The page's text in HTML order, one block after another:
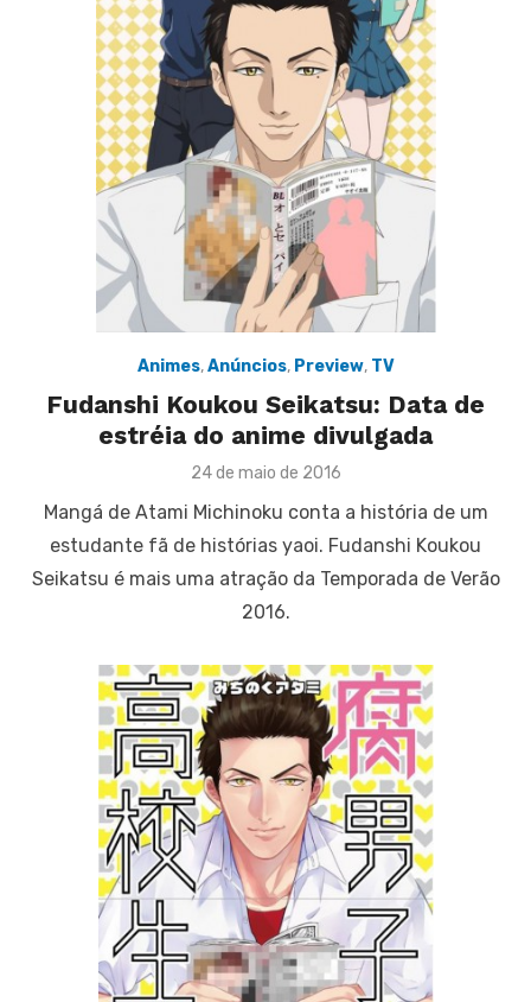
Animes,Anúncios, Preview, TV
Fudanshi Koukou Seikatsu: Data de
estréia do anime divulgada
Posted
24 de maio de 2016
Mangá de Atami Michinoku conta a história de um
estudante fã de histórias yaoi. Fudanshi Koukou
Seikatsu é mais uma atração da Temporada de Verão
2016.